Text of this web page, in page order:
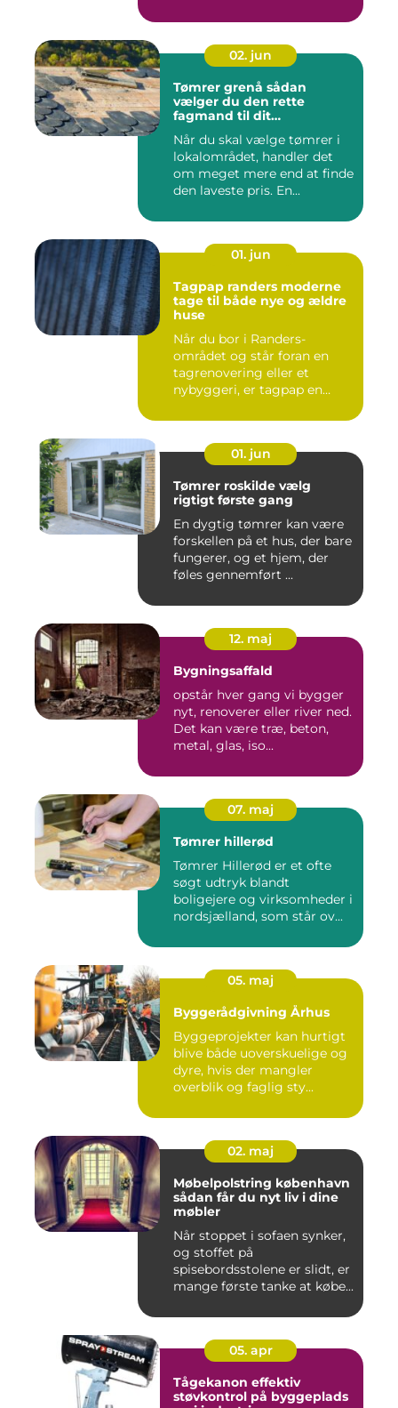
02. jun
Tømrer grenå sådan
vælger du den rette
fagmand til dit
Når du skal vælge tømrer i
lokalområdet, handler det
om meget mere end at finde
den laveste pris. En...
01. jun
Tagpap randers moderne
tage til både nye og ældre
huse
Når du bor i Randers-
området og står foran en
tagrenovering eller et
nybyggeri, er tagpap en
01. jun
Tømrer roskilde vælg
rigtigt første gang
En dygtig tømrer kan være
forskellen på et hus, der bare
fungerer, og et hjem, der
føles gennemført ...
12. maj
Bygningsaffald
opstår hver gang vi bygger
nyt, renoverer eller river ned.
Det kan være træ, beton,
metal, glas, iso...
07. maj
Tømrer hillerød
Tømrer Hillerød er et ofte
søgt udtryk blandt
boligejere og virksomheder i
nordsjælland, som står ov...
05. maj
Byggerådgivning Århus
Byggeprojekter kan hurtigt
blive både uoverskuelige og
dyre, hvis der mangler
overblik og faglig sty...
02. maj
Møbelpolstring københavn
sådan får du nyt liv i dine
møbler
Når stoppet i sofaen synker,
og stoffet på
spisebordsstolene er slidt, er
mange første tanke at købe...
05. apr
Tågekanon effektiv
støvkontrol på byggeplads